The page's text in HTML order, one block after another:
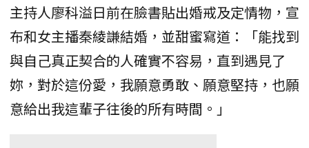
主持人廖科溢日前在臉書貼出婚戒及定情物，宣
布和女主播秦綾謙結婚，並甜蜜寫道：「能找到
與自己真正契合的人確實不容易，直到遇見了
妳，對於這份愛，我願意勇敢、願意堅持，也願
意給出我這輩子往後的所有時間。」